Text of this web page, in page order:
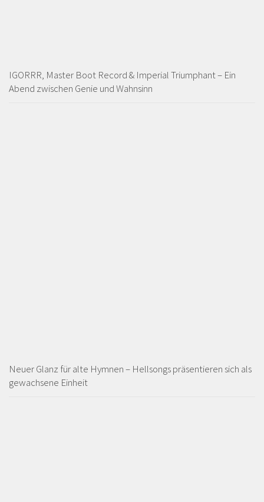
IGORRR, Master Boot Record & Imperial Triumphant – Ein
Abend zwischen Genie und Wahnsinn
Neuer Glanz für alte Hymnen – Hellsongs präsentieren sich als
gewachsene Einheit